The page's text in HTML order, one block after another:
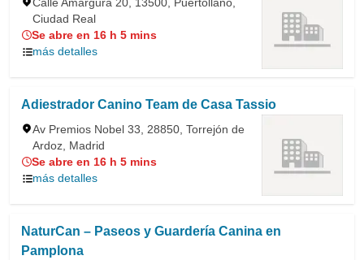
Ciudad Real
Se abre en 16 h 5 mins
más detalles
Adiestrador Canino Team de Casa Tassio
Av Premios Nobel 33, 28850, Torrejón de
Ardoz, Madrid
Se abre en 16 h 5 mins
más detalles
NaturCan – Paseos y Guardería Canina en
Pamplona